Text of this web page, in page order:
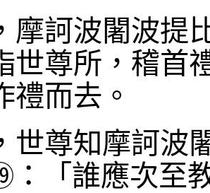
摩訶波闍波提
世尊所，稽首
禮而去。
世尊知摩訶波
：「誰應次至